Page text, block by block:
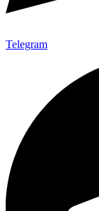
Telegram